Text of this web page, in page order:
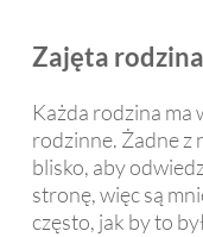
Zajęta
Każda rodzina ma
rodzinne. Żadne z
blisko, aby
stronę, więc są
często, jak by to